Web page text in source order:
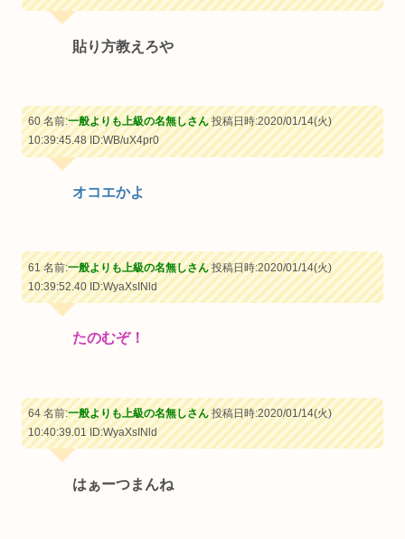
貼り方教えろや
60 名前:一般よりも上級の名無しさん投稿日時:2020/01/14(火)
10:39:45.48ID:WB/uX4pr0
オコエかよ
61 名前:一般よりも上級の名無しさん投稿日時:2020/01/14(火)
10:39:52.40ID:WyaXsINld
たのむぞ！
64 名前:一般よりも上級の名無しさん投稿日時:2020/01/14(火)
10:40:39.01ID:WyaXsINld
はぁーつまんね